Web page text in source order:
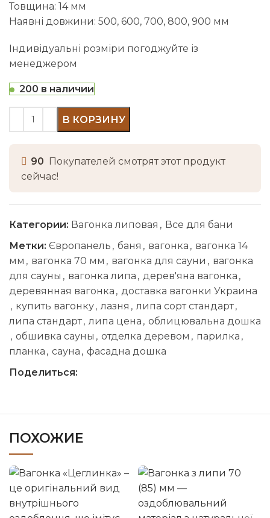
Товщина: 14 мм
Наявні довжини: 500, 600, 700, 800, 900 мм
Індивідуальні розміри погоджуйте із
менеджером
200 в наличии
В КОРЗИНУ
90 Покупателей смотрят этот продукт
сейчас!
Категории: Вагонка липовая , Все для бани
Метки: Європанель , баня , вагонка , вагонка 14
мм , вагонка 70 мм , вагонка для сауни , вагонка
для сауны , вагонка липа , дерев'яна вагонка ,
деревянная вагонка , доставка вагонки Украина
, купить вагонку, лазня , липа сорт стандарт,
липа стандарт, липа цена , облицювальна дошка
, обшивка сауны , отделка деревом , парилка ,
планка , сауна , фасадна дошка
Поделиться:
ПОХОЖИЕ